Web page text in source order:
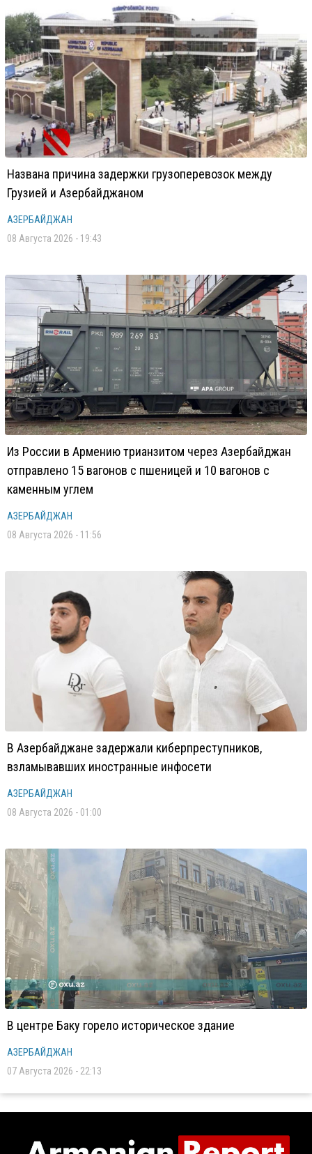
Названа причина задержки грузоперевозок между
Грузией и Азербайджаном
АЗЕРБАЙДЖАН
08 Августа 2026 - 19:43
Из России в Армению трианзитом через Азербайджан
отправлено 15 вагонов с пшеницей и 10 вагонов с
каменным углем
АЗЕРБАЙДЖАН
08 Августа 2026 - 11:56
В Азербайджане задержали киберпреступников,
взламывавших иностранные инфосети
АЗЕРБАЙДЖАН
08 Августа 2026 - 01:00
В центре Баку горело историческое здание
АЗЕРБАЙДЖАН
07 Августа 2026 - 22:13